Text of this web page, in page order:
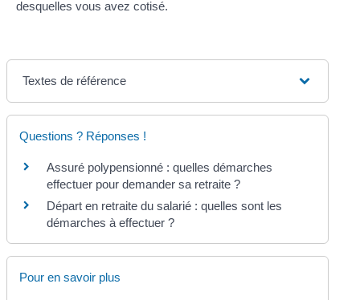
desquelles vous avez cotisé.
Textes de référence
Questions ? Réponses !
Assuré polypensionné : quelles démarches
effectuer pour demander sa retraite ?
Départ en retraite du salarié : quelles sont les
démarches à effectuer ?
Pour en savoir plus